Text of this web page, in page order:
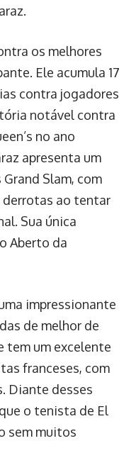
os melhores
Ele acumula 17
contra jogadores
notável contra
no ano
apresenta um
Slam, com
derrotas ao tentar
Sua única
Aberto da
impressionante
de melhor de
tem um excelente
franceses, com
Diante desses
o tenista de El
sem muitos